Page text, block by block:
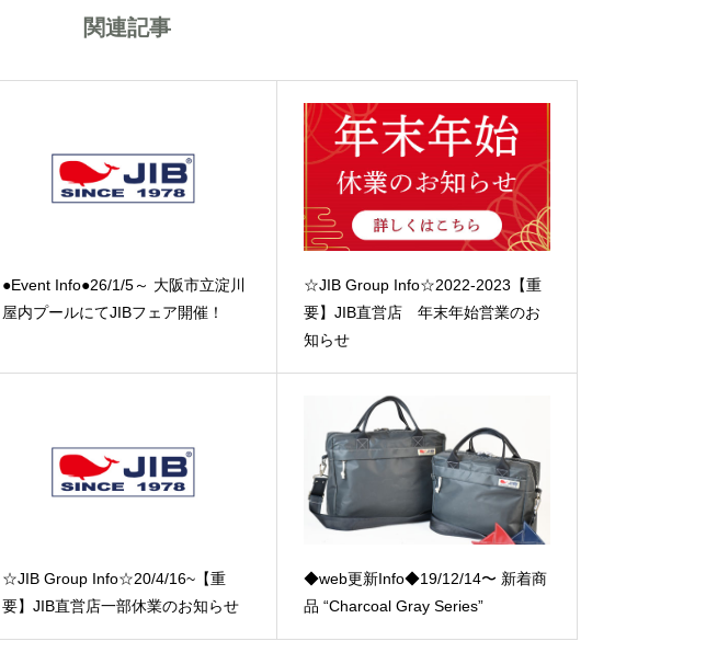
関連記事
●Event Info●26/1/5～ 大阪市立淀川
屋内プールにてJIBフェア開催！
☆JIB Group Info☆2022-2023【重
要】JIB直営店 年末年始営業のお
知らせ
☆JIB Group Info☆20/4/16~【重
要】JIB直営店一部休業のお知らせ
◆web更新Info◆19/12/14〜 新着商
品 “Charcoal Gray Series”